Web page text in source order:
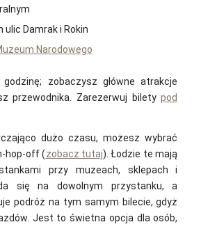
ulic Damrak i Rokin
Narodowego
zobaczysz główne atrakcje
przewodnika. Zarezerwuj biletypod
dużo czasu, możesz wybrać
hop-off (zobacz tutaj). Łodzie te mają
przy muzeach, sklepach i
się na dowolnym przystanku, a
podróż na tym samym bilecie, gdyż
Jest to świetna opcja dla osób,